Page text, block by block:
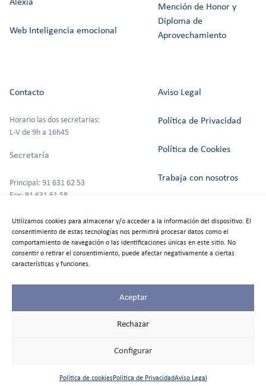
Utilizamos cookies para almacenar y/o acceder a la información del dispositivo. El
consentimiento de estas tecnologías nos permitirá procesar datos como el
comportamiento de navegación o las identificaciones únicas en este sitio. No
consentir o retirar el consentimiento, puede afectar negativamente a ciertas
características y funciones.
Aceptar
Rechazar
Configurar
Política de cookiesPolítica de PrivacidadAviso Legal
Alexia
Web Inteligencia emocional
Mención de Honor y
Diploma de
Aprovechamiento
Contacto
Horario las dos secretarías:
L-V de 9h a 16h45
Secretaría
Principal: 91 631 62 53
Fax: 91 631 61 58
Escuela Infantil
Aviso Legal
Política de Privacidad
Política de Cookies
Trabaja con nosotros
Alquiler de espacios